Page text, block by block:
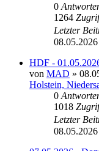
0
1264
Letzter
HDF -
von MAD »
Holstein,
0
1018
Letzter